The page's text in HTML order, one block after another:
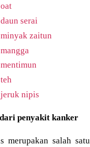
serai
zaitun
nipis
penyakit kanker
merupakan salah